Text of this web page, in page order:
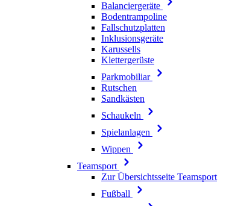
Balanciergeräte
Bodentrampoline
Fallschutzplatten
Inklusionsgeräte
Karussells
Klettergerüste
Parkmobiliar
Rutschen
Sandkästen
Schaukeln
Spielanlagen
Wippen
Teamsport
Zur Übersichtsseite Teamsport
Fußball